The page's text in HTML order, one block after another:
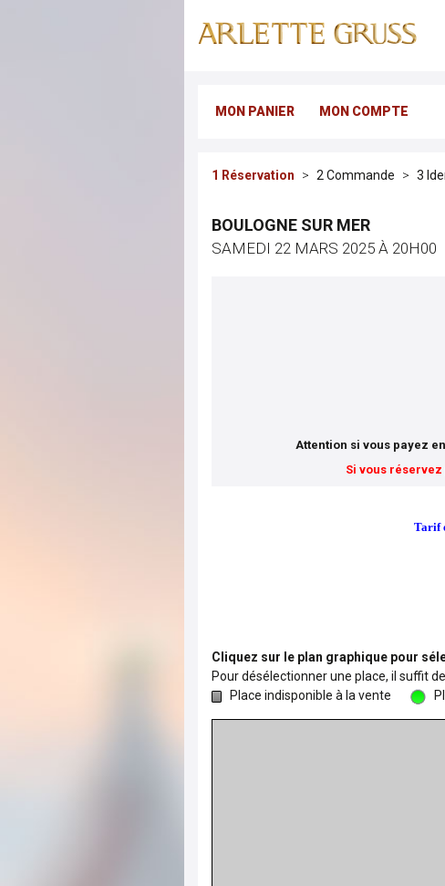
MON PANIER MON COMPTE
Réservation Commande
BOULOGNE SUR MER
SAMEDI 22 MARS 2025 À 20H00
Attention si vous payez
Si vous
Tarif
Cliquez sur le plan graphique pour
Pour désélectionner une place, il suffit
Place indisponible à la vente